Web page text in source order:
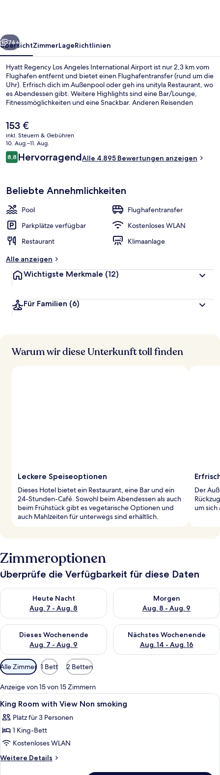
Weiter
74+
ÜbersichtZimmerLageRichtlinien
Hyatt Regency Los Angeles International Airport ist nur 2,3 km vom
Flughafen entfernt und bietet einen Flughafentransfer (rund um die
Uhr). Erfrisch dich im Außenpool oder geh ins unityla Restaurant, wo
es Abendessen gibt. Weitere Highlights sind eine Bar/Lounge,
Fitnessmöglichkeiten und eine Snackbar. Anderen Reisenden
Der
aktuelle
Preis
beträgt
153 €.
153 €
inkl. Steuern & Gebühren
10. Aug.–11. Aug.
Bewertungen
8,88,8 von 10.
HervorragendAlle 4.895 Bewertungen anzeigen
Beliebte Annehmlichkeiten
Pool
Flughafentransfer
Parkplätze verfügbar
Kostenloses WLAN
Restaurant
Klimaanlage
Alle anzeigen
Wichtigste Merkmale (12)
Für Familien (6)
Warum wir diese Unterkunft toll finden
Leckere Speiseoptionen
Dieses Hotel bietet ein Restaurant, eine Bar und ein
24-Stunden-Café. Sowohl beim Abendessen als auch
beim Frühstück gibt es vegetarische Optionen und
auch Mahlzeiten für unterwegs sind erhältlich.
Der
um
Zimmeroptionen
Überprüfe die Verfügbarkeit für diese Daten
Heute Nacht
Aug. 7 - Aug. 8
Überprüfe die Verfügbarkeit für heute Nacht, Aug. 7 - Aug. 8.
Morgen
Aug. 8 - Aug. 9
Überprüfe die Verfügbarkeit
Dieses Wochenende
Aug. 7 - Aug. 9
Überprüfe die Verfügbarkeit für dieses Wochenende, Aug. 7
Nächstes Wochenende
Aug. 14 - Aug. 16
Überprüfe die Verfügbarkeit
Verfügbare
Filter
für
Zimmer
Alle Zimmer 1 Bett 2 Betten
Anzeige von 15 von 15 Zimmern
Alle
Fotos
für
King
Room
with
Hochwertige Bettwaren, Pillowtop-
7
King Room with View Non smoking
Platz für 3 Personen
1 King-Bett
Kostenloses WLAN
Weitere Details
Weitere